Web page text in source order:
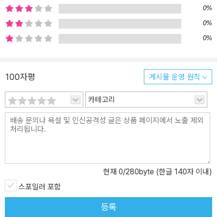
고찰했고, 그 성찰을 《군주론》에 담아서 피렌체의 새 군주에게 바쳤
다. 1~14장(총 14장)은 군주국들에 대해서, 15~26장(총 12장)은 군
주에 대해서 설명했고, “이탈리아를 외세로부터 해방시켜줄 위대한
시기, 위대한 군주가 바로 지금, 피렌체의 로렌초!”라고 칭송하며 글
때문인지 이탈리아는 19세기 말까지 통일되지 못하고 내내 다퉜다.
체사레 보르자, 알렉산데르 6세, 로렌초 일 마니피코, 레오 10세, 일
모로…… 1494~1513년, 그 20년간 이탈리아에선 대체 무슨 일이 있
었나? 피렌체 외교관 마키아벨리는 대체 무엇을 목격했나? 16세기
전후 이탈리아 반도는 최강국들이 격돌하는 파워게임의 격전지였다.
로마 제국 쇠락 이후 실로 오랜만에 맞은 중흥기에 5강(피렌체 공화
어느 누구도 상대방을 제압하지 못했다는 점인데, 대결 양상이 길어
지자 그 틈에 이미 통일을 이룬 외세들(프랑스 왕국, 에스파냐 왕국,
신성로마 제국)이 반도를 노렸다. 1494년 프랑스의 샤를 8세의 침입
을 시작으로, 그 후대 왕인 루이 12세, 에스파냐의 페르난도 2세, 독
0%
0%
0%
100자평 게시물 운영 원칙
카테고리
현재 0/280byte (한글 140자 이내)
스포일러 포함
등록